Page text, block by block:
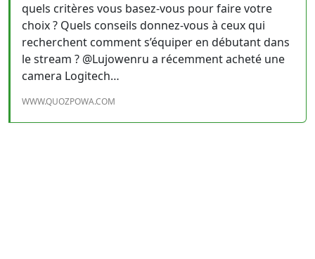
quels critères vous basez-vous pour faire votre
choix ? Quels conseils donnez-vous à ceux qui
recherchent comment s’équiper en débutant dans
le stream ? @Lujowenru a récemment acheté une
camera Logitech…
WWW.QUOZPOWA.COM